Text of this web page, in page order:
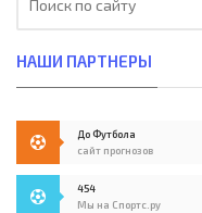
НАШИ ПАРТНЕРЫ
До Футбола
сайт прогнозов
454
Мы на Спортс.ру